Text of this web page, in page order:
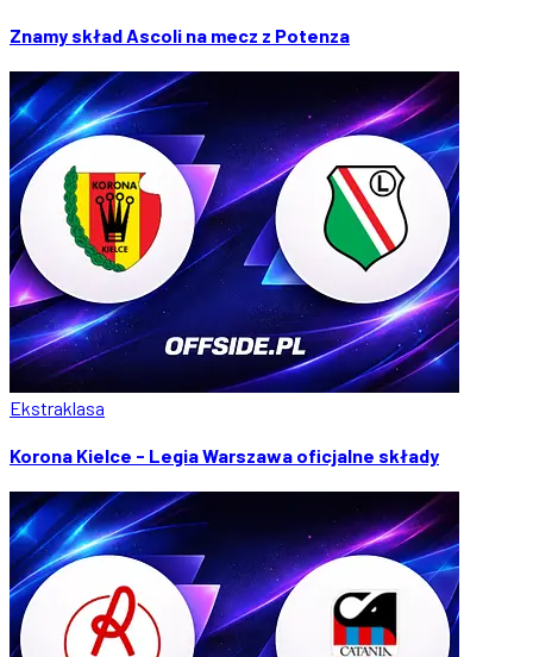
Znamy skład Ascoli na mecz z Potenza
Ekstraklasa
Korona Kielce - Legia Warszawa oficjalne składy